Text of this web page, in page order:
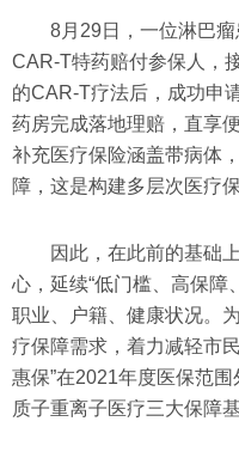
8月29日，一位淋巴瘤
CAR-T特药赔付参保人，
的CAR-T疗法后，成功申
药房完成落地理赔，直享
补充医疗保险涵盖带病体
障，这是构建多层次医疗
因此，在此前的基础
心，延续“低门槛、高保障
职业、户籍、健康状况。
疗保障需求，着力减轻市
惠保”在2021年度医保范
质子重离子医疗三大保障